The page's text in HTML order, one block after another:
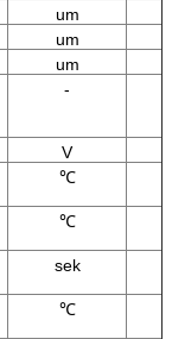
um
um
um
-
V
℃
℃
sek
℃